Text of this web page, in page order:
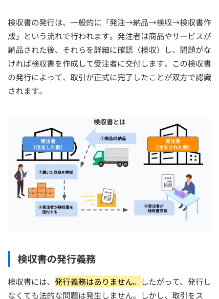
検収書の発行は、一般的に「発注→納品→検収→検収書作
成」という流れで行われます。発注者は商品やサービスが
納品された後、それらを詳細に確認（検収）し、問題がな
ければ検収書を作成して受注者に交付します。この検収書
の発行によって、取引が正式に完了したことが双方で認識
されます。
検収書の発行義務
検収書には、 発行義務はありません。 したがって、発行し
なくても法的な問題は発生しません。しかし、取引をス